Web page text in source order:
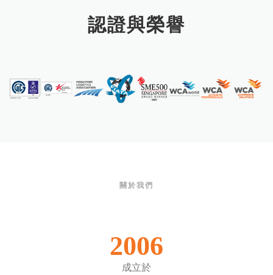
認證與榮譽
關於我們
2006
成立於